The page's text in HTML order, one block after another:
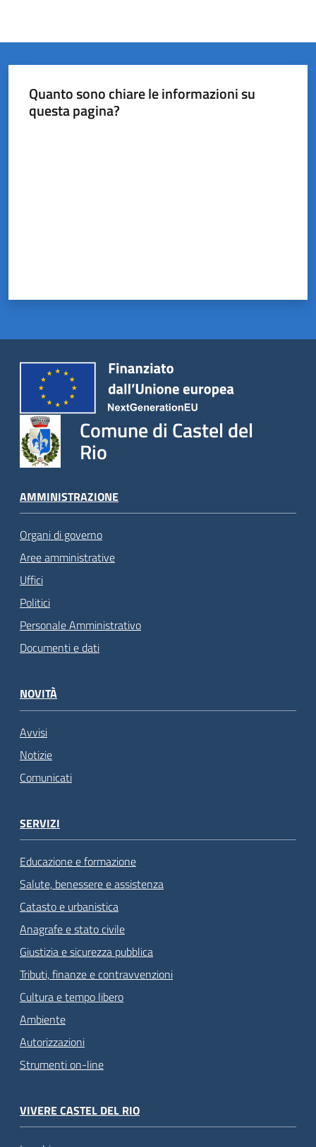
Quanto sono chiare le informazioni su
questa pagina?
Comune di Castel del
Rio
AMMINISTRAZIONE
Organi di governo
Aree amministrative
Uffici
Politici
Personale Amministrativo
Documenti e dati
NOVITÀ
Avvisi
Notizie
Comunicati
SERVIZI
Educazione e formazione
Salute, benessere e assistenza
Catasto e urbanistica
Anagrafe e stato civile
Giustizia e sicurezza pubblica
Tributi, finanze e contravvenzioni
Cultura e tempo libero
Ambiente
Autorizzazioni
Strumenti on-line
VIVERE CASTEL DEL RIO